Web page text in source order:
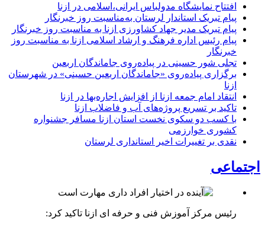
افتتاح نمایشگاه مدولباس ایرانی،اسلامی در ازنا
پیام تبریک استاندار لرستان به‌مناسبت روز خبرنگار
پیام تبریک مدیر جهاد کشاورزی ازنا به مناسبت روز خبرنگار
پیام رئیس اداره فرهنگ و ارشاد اسلامی ازنا به مناسبت روز
خبرنگار
تجلی شور حسینی در پیاده‌روی جاماندگان اربعین
برگزاری پیاده‌روی «جاماندگان اربعین حسینی» در شهرستان
ازنا
انتقاد امام جمعه ازنا از افزایش اجاره‌بها در ازنا
تاکید بر تسریع پروژه‌های آب و فاضلاب ازنا
با کسب دو سکوی نخست استان ازنا مسافر جشنواره
کشوری خوارزمی
نقدی بر تغییرات اخیر استانداری لرستان
اجتماعی
رئیس مرکز آموزش فنی و حرفه ای ازنا تاکید کرد: